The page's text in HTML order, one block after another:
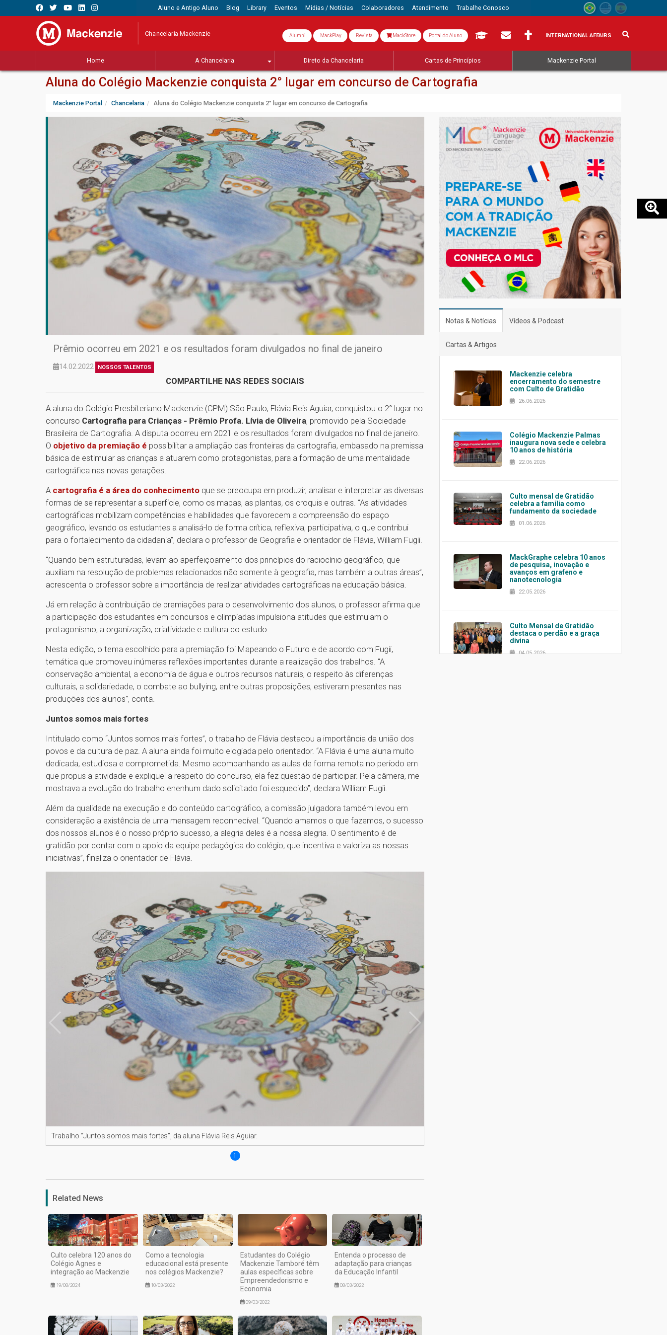
Aluno e Antigo Aluno Blog Library Eventos Mídias / Notícias Colaboradores Atendimento Trabalhe Conosco
Chancelaria Mackenzie Alumni MackPlay Revista MackStore Portal do Aluno INTERNATIONAL AFFAIRS
Home A Chancelaria Direto da Chancelaria Cartas de Princípios Mackenzie Portal
Aluna do Colégio Mackenzie conquista 2° lugar em concurso de Cartografia
Mackenzie Portal Chancelaria Aluna do Colégio Mackenzie conquista 2° lugar em concurso de Cartografia
Prêmio ocorreu em 2021 e os resultados foram divulgados no final de janeiro
14.02.2022 NOSSOS TALENTOS
COMPARTILHE NAS REDES SOCIAIS
A aluna do Colégio Presbiteriano Mackenzie (CPM) São Paulo, Flávia Reis Aguiar, conquistou o 2° lugar no
concurso Cartografia para Crianças - Prêmio Profa. Lívia de Oliveira, promovido pela Sociedade
Brasileira de Cartografia. A disputa ocorreu em 2021 e os resultados foram divulgados no final de janeiro.
O objetivo da premiação é possibilitar a ampliação das fronteiras da cartografia, embasado na premissa
básica de estimular as crianças a atuarem como protagonistas, para a formação de uma mentalidade
cartográfica nas novas gerações.
A cartografia é a área do conhecimento que se preocupa em produzir, analisar e interpretar as diversas
formas de se representar a superfície, como os mapas, as plantas, os croquis e outras. “As atividades
cartográficas mobilizam competências e habilidades que favorecem a compreensão do espaço
geográfico, levando os estudantes a analisá-lo de forma crítica, reflexiva, participativa, o que contribui
para o fortalecimento da cidadania”, declara o professor de Geografia e orientador de Flávia, William Fugii.
“Quando bem estruturadas, levam ao aperfeiçoamento dos princípios do raciocínio geográfico, que
auxiliam na resolução de problemas relacionados não somente à geografia, mas também a outras áreas”,
acrescenta o professor sobre a importância de realizar atividades cartográficas na educação básica.
Já em relação à contribuição de premiações para o desenvolvimento dos alunos, o professor afirma que
a participação dos estudantes em concursos e olimpíadas impulsiona atitudes que estimulam o
protagonismo, a organização, criatividade e cultura do estudo.
Nesta edição, o tema escolhido para a premiação foi Mapeando o Futuro e de acordo com Fugii,
temática que promoveu inúmeras reflexões importantes durante a realização dos trabalhos. “A
conservação ambiental, a economia de água e outros recursos naturais, o respeito às diferenças
culturais, a solidariedade, o combate ao bullying, entre outras proposições, estiveram presentes nas
produções dos alunos", conta.
Juntos somos mais fortes
Intitulado como “Juntos somos mais fortes”, o trabalho de Flávia destacou a importância da união dos
povos e da cultura de paz. A aluna ainda foi muito elogiada pelo orientador. “A Flávia é uma aluna muito
dedicada, estudiosa e comprometida. Mesmo acompanhando as aulas de forma remota no período em
que propus a atividade e expliquei a respeito do concurso, ela fez questão de participar. Pela câmera, me
mostrava a evolução do trabalho e​nenhum dado solicitado foi esquecido”, declara William Fugii.
Além da qualidade na execução e do conteúdo cartográfico, a comissão julgadora também levou em
consideração a existência de uma mensagem reconhecível. “Quando amamos o que fazemos, o sucesso
dos nossos alunos é o nosso próprio sucesso, a alegria deles é a nossa alegria. O sentimento é de
gratidão por contar com o apoio da equipe pedagógica do colégio, que incentiva e valoriza as nossas
iniciativas”, finaliza o orientador de Flávia.
Trabalho “Juntos somos mais fortes”, da aluna Flávia Reis Aguiar.
1
Related News
Culto celebra 120 anos do
Colégio Agnes e
integração ao Mackenzie
19/08/2024
Como a tecnologia
educacional está presente
nos colégios Mackenzie?
10/03/2022
Estudantes do Colégio
Mackenzie Tamboré têm
aulas específicas sobre
Empreendedorismo e
Economia
09/03/2022
Entenda o processo de
adaptação para crianças
da Educação Infantil
08/03/2022
Notas & Notícias Vídeos & Podcast
Cartas & Artigos
Mackenzie celebra
encerramento do semestre
com Culto de Gratidão
26.06.2026
Colégio Mackenzie Palmas
inaugura nova sede e celebra
10 anos de história
22.06.2026
Culto mensal de Gratidão
celebra a família como
fundamento da sociedade
01.06.2026
MackGraphe celebra 10 anos
de pesquisa, inovação e
avanços em grafeno e
nanotecnologia
22.05.2026
Culto Mensal de Gratidão
destaca o perdão e a graça
divina
04.05.2026